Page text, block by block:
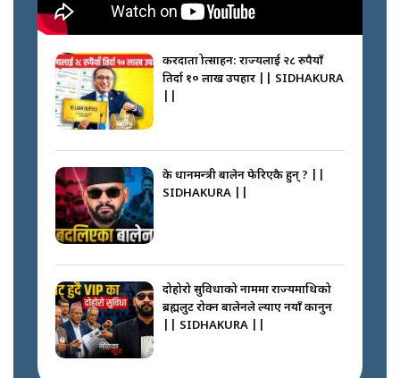
करदाता प्रोत्साहन: राज्यलाई २८ रुपैयाँ
तिर्दा १० लाख उपहार || SIDHAKURA
के प्रधानमन्त्री बालेन फेरिएकै हुन् ? ||
SIDHAKURA ||
दोहोरो सुविधाको नाममा राज्यमाथिको
ब्रह्मलुट रोक्न बालेनले ल्याए नयाँ कानुन
|| SIDHAKURA ||